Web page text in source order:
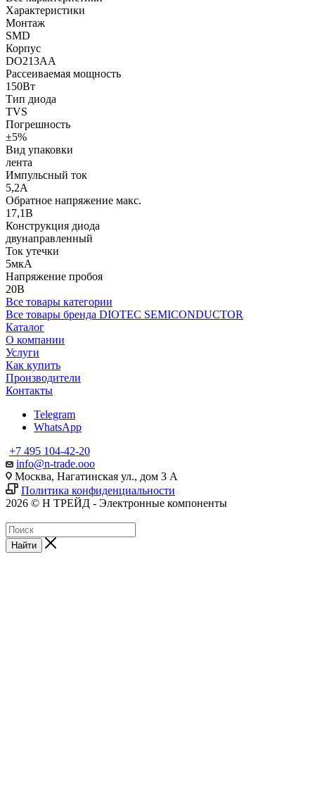
Характеристики
Монтаж
SMD
Корпус
DO213AA
Рассеиваемая мощность
150Вт
Тип диода
TVS
Погрешность
±5%
Вид упаковки
лента
Импульсный ток
5,2А
Обратное напряжение макс.
17,1В
Конструкция диода
двунаправленный
Ток утечки
5мкА
Напряжение пробоя
20В
Все товары категории
Все товары бренда DIOTEC SEMICONDUCTOR
Каталог
О компании
Услуги
Как купить
Производители
Контакты
Telegram
WhatsApp
+7 495 104-42-20
info@n-trade.ooo
Москва, Нагатинская ул., дом 3 А
Политика конфиденциальности
2026 © Н ТРЕЙД - Электронные компоненты
Найти